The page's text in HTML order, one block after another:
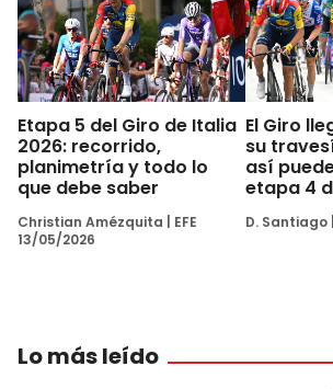
Etapa 5 del Giro de Italia
2026: recorrido,
planimetría y todo lo
que debe saber
Christian Amézquita
EFE
13/05/2026
El Giro
su
así
etapa 4
D. Santiago
Lo más leído